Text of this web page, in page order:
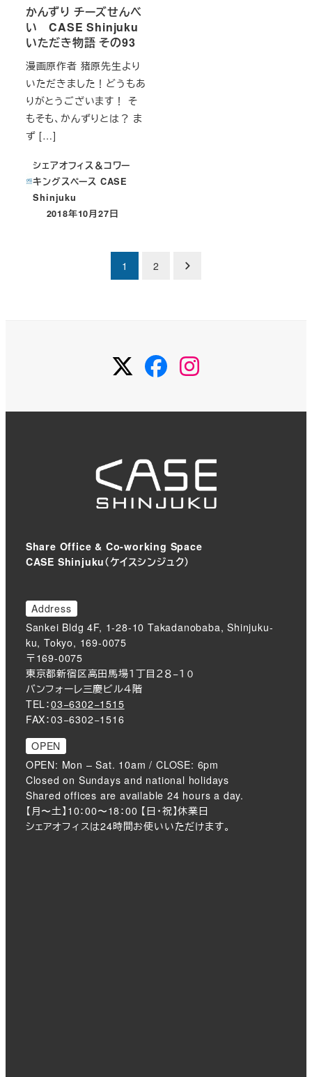
かんずり チーズせんべ
い CASE Shinjuku
いただき物語 その93
漫画原作者 猪原先生より
いただきました！どうもあ
りがとうございます！ そ
もそも、かんずりとは？ ま
ず […]
シェアオフィス＆コワー
キングスペース CASE
Shinjuku
投稿日
2018年10月27日
ジ
1 2
TwitterFacebook
Share Office & Co-working Space
CASE Shinjuku（ケイスシンジュク）
Address
Sankei Bldg 4F, 1-28-10 Takadanobaba, Shinjuku-
ku, Tokyo, 169-0075
〒169-0075
東京都新宿区高田馬場１丁目２８−１０
バンフォーレ三慶ビル４階
TEL：03−6302−1515
FAX：03−6302−1516
OPEN
OPEN: Mon – Sat. 10am / CLOSE: 6pm
Closed on Sundays and national holidays
Shared offices are available 24 hours a day.
【月〜土】10：00〜18：00 【日・祝】休業日
シェアオフィスは24時間お使いいただけます。